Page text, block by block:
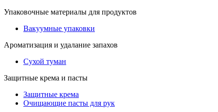
Упаковочные материалы для продуктов
Вакуумные упаковки
Ароматизация и удалание запахов
Сухой туман
Защитные крема и пасты
Защитные крема
Очищающие пасты для рук